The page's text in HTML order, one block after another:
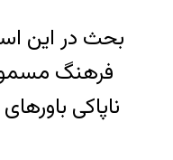
بحث در این
فرهنگ
ناپاکی